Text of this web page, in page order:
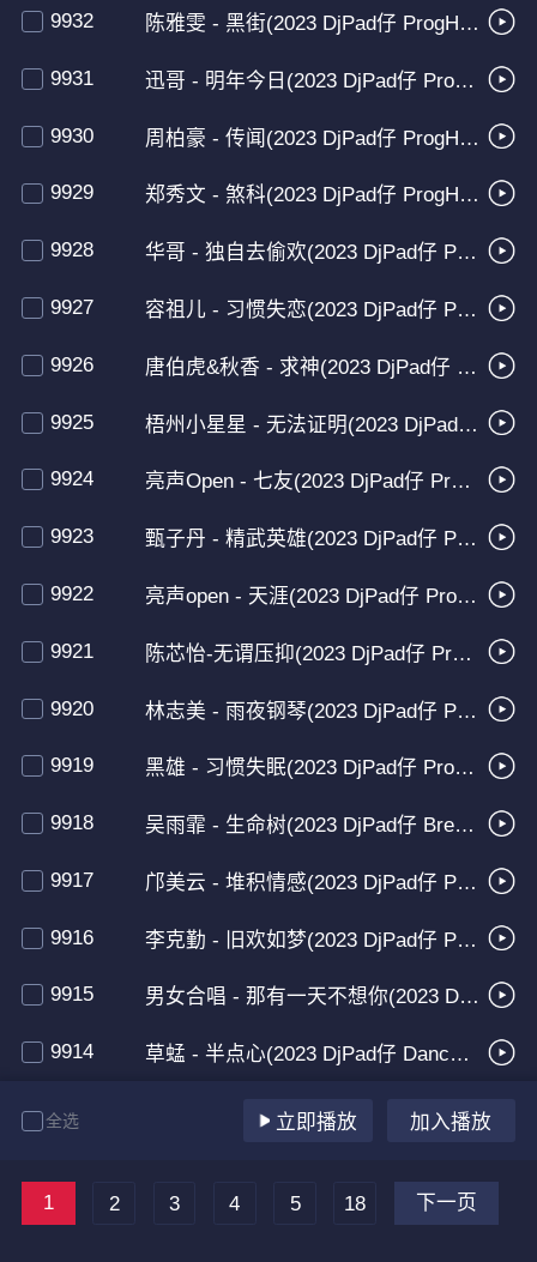
9932 陈雅雯 - 黑街(2023 DjPad仔 ProgHouse Mix粤语女)车载版
9931 迅哥 - 明年今日(2023 DjPad仔 ProgHouse Mix粤语男)
9930 周柏豪 - 传闻(2023 DjPad仔 ProgHouse Mix粤语男)
9929 郑秀文 - 煞科(2023 DjPad仔 ProgHouse Mix粤语女)【Dj六弟修改】
9928 华哥 - 独自去偷欢(2023 DjPad仔 ProgHouse Mix粤语男)BPM出品
9927 容祖儿 - 习惯失恋(2023 DjPad仔 ProgHouse Mix粤语女)旋律版
9926 唐伯虎&秋香 - 求神(2023 DjPad仔 ProgHouse Mix粤语合唱)BPM团队出品
9925 梧州小星星 - 无法证明(2023 DjPad仔 ProgHouse Mix粤语女)车载版
9924 亮声Open - 七友(2023 DjPad仔 ProgHouse Mix粤语女)车载版
9923 甄子丹 - 精武英雄(2023 DjPad仔 ProgHouse Mix粤语男)车载版
9922 亮声open - 天涯(2023 DjPad仔 Proghouse Mix粤语女)
9921 陈芯怡-无谓压抑(2023 DjPad仔 ProgHouse Mix粤语女)港普搞怪说唱
9920 林志美 - 雨夜钢琴(2023 DjPad仔 ProgHouse Mix粤语女)BPM团队出品
9919 黑雄 - 习惯失眠(2023 DjPad仔 ProgHouse Mix粤语男)
9918 吴雨霏 - 生命树(2023 DjPad仔 Breakbeat Mix粤语女)
9917 邝美云 - 堆积情感(2023 DjPad仔 ProgHouse Mix粤语女)
9916 李克勤 - 旧欢如梦(2023 DjPad仔 ProgHouse Mix粤语男)【BPM团队出品】
9915 男女合唱 - 那有一天不想你(2023 DjPad仔 ProgHouse Mix粤语合唱)
9914 草蜢 - 半点心(2023 DjPad仔 Dance Mix粤语男)
全选 立即播放 加入播放
1 2 3 4 5 18 下一页